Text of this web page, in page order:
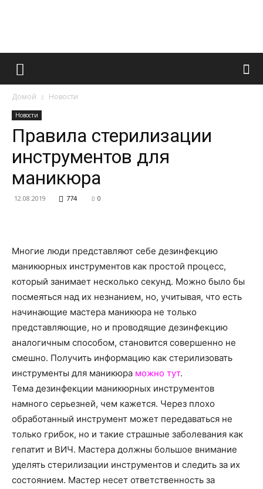
Французский
о
нем
Домой Новости
Новости
Правила стерилизации
инструментов для
маникюра
12.08.2019 774 0
Многие люди представляют себе дезинфекцию
маникюрных инструментов как простой процесс,
который занимает несколько секунд. Можно было бы
посмеяться над их незнанием, но, учитывая, что есть
начинающие мастера маникюра не только
представляющие, но и проводящие дезинфекцию
аналогичным способом, становится совершенно не
смешно. Получить информацию как стерилизовать
инструменты для маникюра можно тут.
Тема дезинфекции маникюрных инструментов
намного серьезней, чем кажется. Через плохо
обработанный инструмент может передаваться не
только грибок, но и такие страшные заболевания как
гепатит и ВИЧ. Мастера должны большое внимание
уделять стерилизации инструментов и следить за их
состоянием. Мастер несет ответственность за